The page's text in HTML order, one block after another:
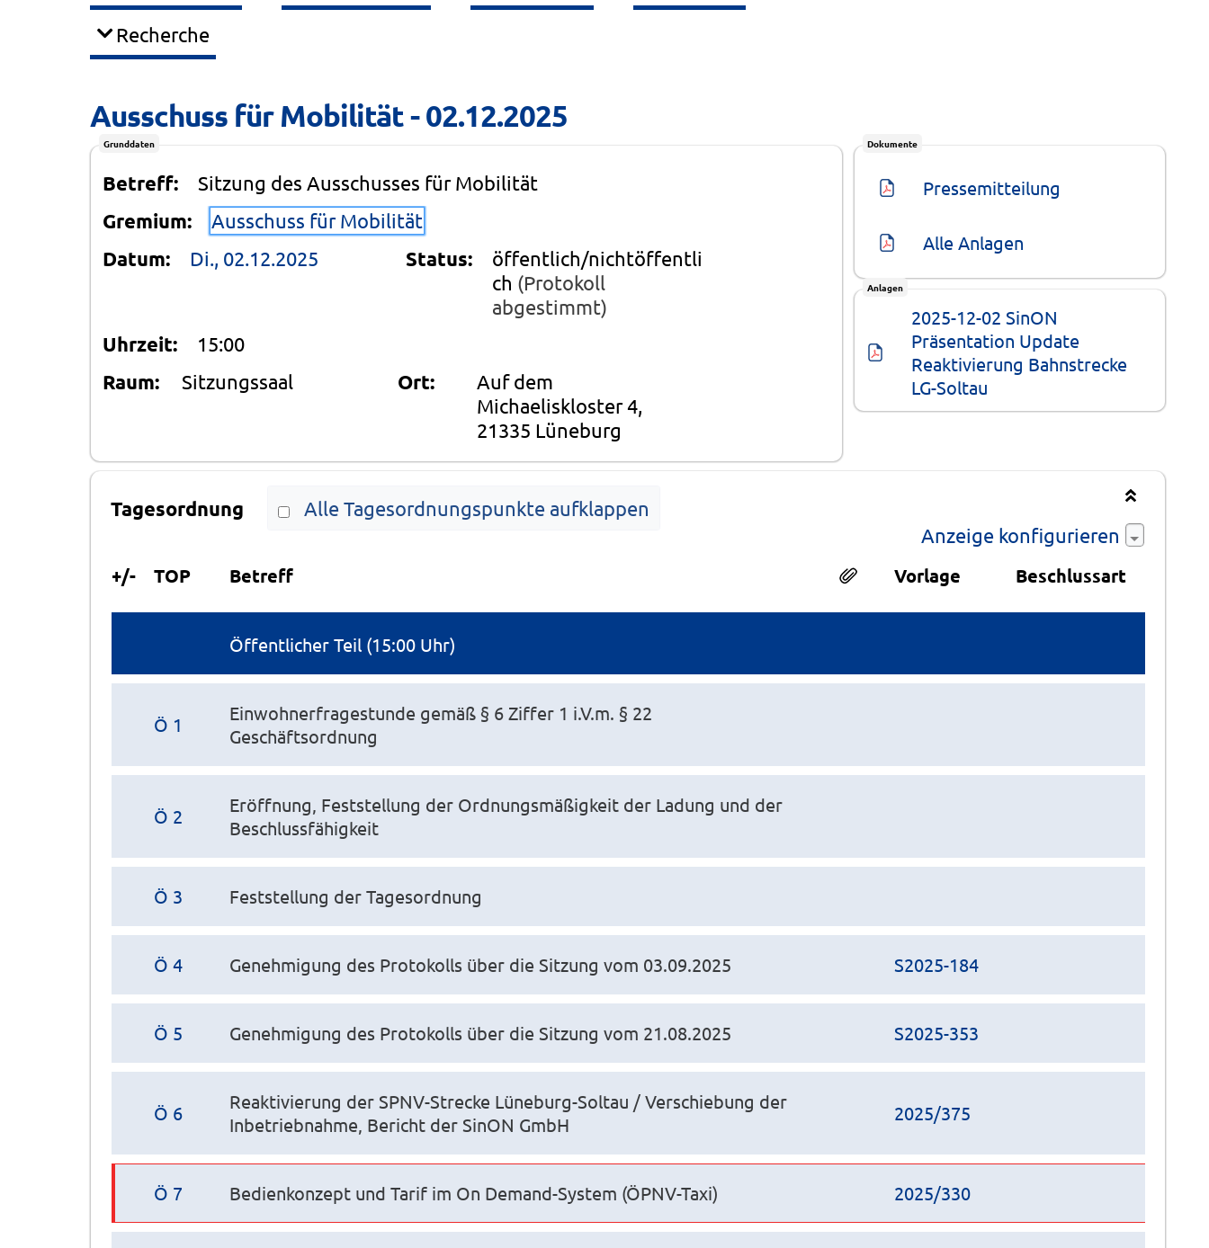
Recherche
Ausschuss für Mobilität - 02.12.2025
Grunddaten
Betreff: Sitzung des Ausschusses für Mobilität
Gremium: Ausschuss für Mobilität
Datum: Di., 02.12.2025 Status:
öffentlich/nichtöffentli
ch (Protokoll
abgestimmt)
Uhrzeit: 15:00
Raum: Sitzungssaal Ort:
Auf dem
Michaeliskloster 4,
21335 Lüneburg
Dokumente
Pressemitteilung
Alle Anlagen
Anlagen
2025-12-02 SinON
Präsentation Update
Reaktivierung Bahnstrecke
LG-Soltau
Tagesordnung
Alle Tagesordnungspunkte aufklappen
Anzeige konfigurieren
+/- TOP Betreff Vorlage Beschlussart
Öffentlicher Teil (15:00 Uhr)
Ö 1
Einwohnerfragestunde gemäß § 6 Ziffer 1 i.V.m. § 22
Geschäftsordnung
Ö 2
Eröffnung, Feststellung der Ordnungsmäßigkeit der Ladung und der
Beschlussfähigkeit
Ö 3 Feststellung der Tagesordnung
Ö 4 Genehmigung des Protokolls über die Sitzung vom 03.09.2025 S2025-184
Ö 5 Genehmigung des Protokolls über die Sitzung vom 21.08.2025 S2025-353
Ö 6
Reaktivierung der SPNV-Strecke Lüneburg-Soltau / Verschiebung der
Inbetriebnahme, Bericht der SinON GmbH
2025/375
Ö 7 Bedienkonzept und Tarif im On Demand-System (ÖPNV-Taxi) 2025/330